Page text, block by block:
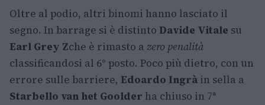
Oltre al podio, altri binomi hanno lasciato il
segno. In barrage si è distinto Davide Vitale su
Earl Grey Zche è rimasto a zero penalità
classificandosi al 6° posto. Poco più dietro, con un
errore sulle barriere, Edoardo Ingrà in sella a
Starbello van het Goolder ha chiuso in 7ª